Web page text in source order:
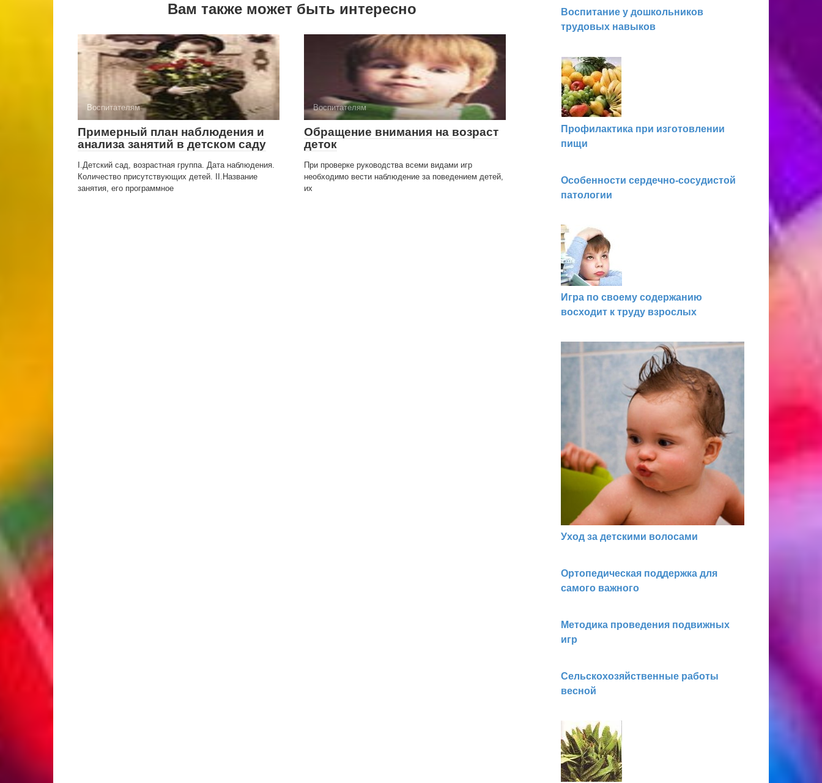
Вам также может быть интересно
Воспитателям
Примерный план наблюдения и
анализа занятий в детском саду
I.Детский сад, возрастная группа. Дата наблюдения.
Количество присутствующих детей. II.Название
занятия, его программное
Воспитателям
Обращение внимания на возраст
деток
При проверке руководства всеми видами игр
необходимо вести наблюдение за поведением детей,
их
Воспитание у дошкольников
трудовых навыков
Профилактика при изготовлении
пищи
Особенности сердечно-сосудистой
патологии
Игра по своему содержанию
восходит к труду взрослых
Уход за детскими волосами
Ортопедическая поддержка для
самого важного
Методика проведения подвижных
игр
Сельскохозяйственные работы
весной